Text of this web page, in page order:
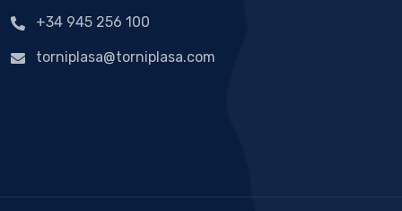
+34 945 256 100
torniplasa@torniplasa.com